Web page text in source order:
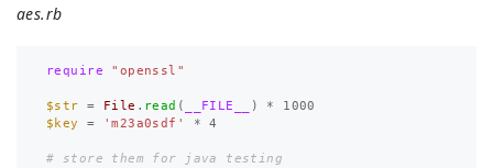
aes.rb
require "openssl"
$str = File . read ( __FILE__ ) *
1000
$key
= 'm23a0sdf' * 4
# store them for java testing